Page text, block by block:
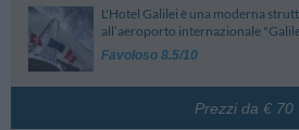
L'Hotel Galilei è una moderna
all’aeroporto internazionale
Favoloso 8.5/10
Prezzi da € 70